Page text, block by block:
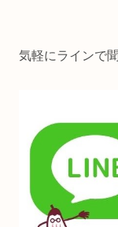
気軽にラインで